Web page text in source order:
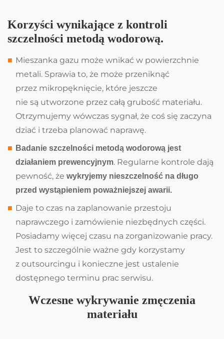
Korzyści wynikające z kontroli
szczelności metodą wodorową.
Mieszanka gazu może wnikać w powierzchnie
metali. Sprawia to, że może przeniknąć
przez mikropęknięcie, które jeszcze
nie są utworzone przez całą grubość materiału.
Otrzymujemy wówczas sygnał, że coś się zaczyna
dziać i trzeba planować naprawę.
Badanie szczelności metodą wodorową jest
działaniem prewencyjnym. Regularne kontrole dają
pewność, że wykryjemy nieszczelność na długo
przed wystąpieniem poważniejszej awarii.
Daje to czas na zaplanowanie przestoju
naprawczego i zamówienie niezbędnych części.
Posiadamy więcej czasu na zorganizowanie pracy.
Jest to szczególnie ważne gdy korzystamy
z outsourcingu i konieczne jest ustalenie
dostępnego terminu prac serwisu.
Wczesne wykrywanie zmęczenia
materiału